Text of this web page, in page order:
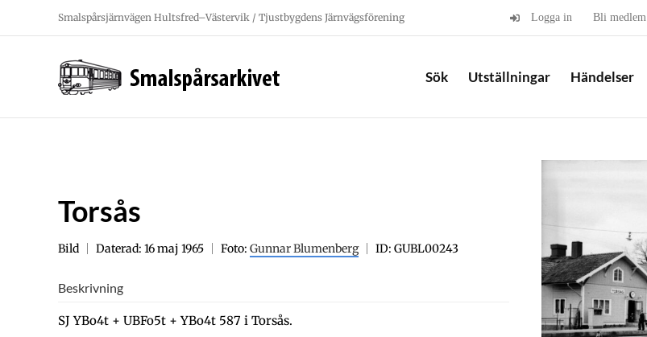
Smalspårsjärnvägen Hultsfred–Västervik / Tjustbygdens Järnvägsförening Logga in Bli medlem
Sök Utställningar Händelser
Torsås
Bild Daterad: 16 maj 1965 Foto: Gunnar Blumenberg ID: GUBL00243
Beskrivning
SJ YBo4t + UBFo5t + YBo4t 587 i Torsås.